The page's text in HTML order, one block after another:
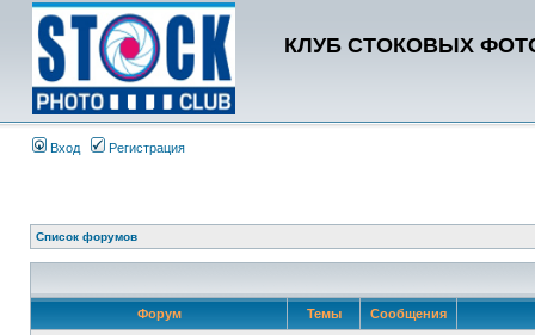
КЛУБ СТОКОВЫХ
Вход Регистрация
Список форумов
Форум Темы Сообщения